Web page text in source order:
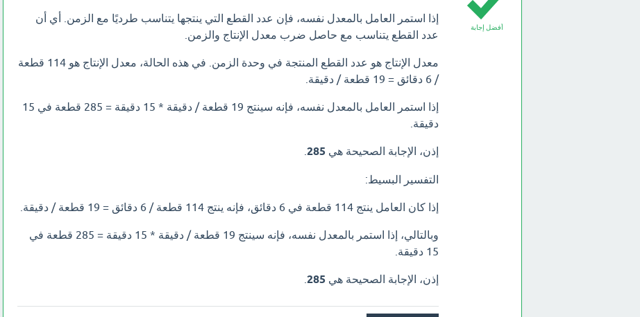
أفضل إجابة
إذا استمر العامل بالمعدل نفسه، فإن عدد القطع التي ينتجها يتناسب طرديًا مع الزمن. أي أن
عدد القطع يتناسب مع حاصل ضرب معدل الإنتاج والزمن.
معدل الإنتاج هو عدد القطع المنتجة في وحدة الزمن. في هذه الحالة، معدل الإنتاج هو 114 قطعة
/ 6 دقائق = 19 قطعة / دقيقة.
إذا استمر العامل بالمعدل نفسه، فإنه سينتج 19 قطعة / دقيقة * 15 دقيقة = 285 قطعة في 15
دقيقة.
إذن، الإجابة الصحيحة هي 285
.
التفسير البسيط:
إذا كان العامل ينتج 114 قطعة في 6 دقائق، فإنه ينتج 114 قطعة / 6 دقائق = 19 قطعة / دقيقة.
وبالتالي، إذا استمر بالمعدل نفسه، فإنه سينتج 19 قطعة / دقيقة * 15 دقيقة = 285 قطعة في
15 دقيقة.
إذن، الإجابة الصحيحة هي 285
.